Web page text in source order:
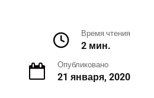
Время чтения
2 мин.
Опубликовано
21 января, 2020